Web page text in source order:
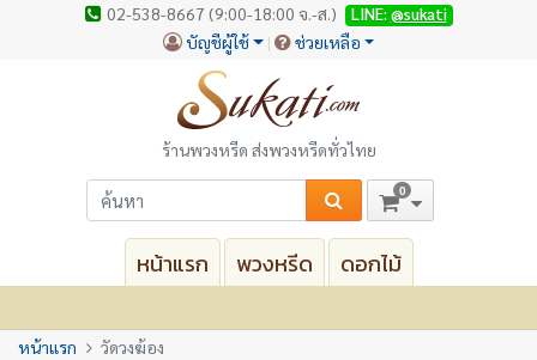
02-538-8667 (9:00-18:00 จ.-ส.) LINE: @sukati
บัญชีผู้ใช้ ช่วยเหลือ
ร้านพวงหรีด ส่งพวงหรีดทั่วไทย
0
หน้าแรก พวงหรีด ดอกไม้
หน้าแรก วัดวงฆ้อง